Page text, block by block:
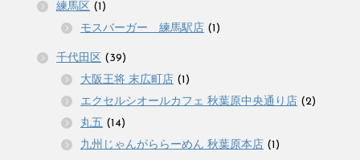
練馬区 (1)
モスバーガー 練馬駅店 (1)
千代田区 (39)
大阪王将 末広町店 (1)
エクセルシオールカフェ 秋葉原中央通り店 (2)
丸五 (14)
九州じゃんがららーめん 秋葉原本店 (1)